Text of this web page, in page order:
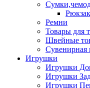
Ремни
Товары для
Швейные
Сувенирная
Игрушки
Игрушки
Игрушки
Игрушки